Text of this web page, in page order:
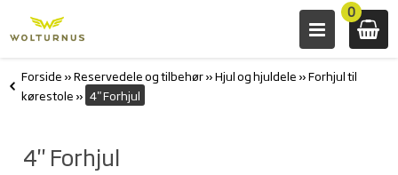
0
Forside »Reservedele og tilbehør»Hjul og hjuldele »Forhjul til
kørestole » 4" Forhjul
4" Forhjul